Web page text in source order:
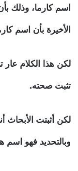
اسم كارما، وذلك
الأخيرة بأن اسم
لكن هذا الكلام
تثبت صحته.
لكن أثبتت
وبالتحديد فهو اسم